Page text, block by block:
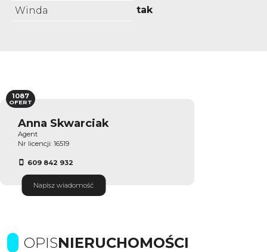
Winda tak
Anna Skwarciak
Agent
Nr licencji: 16519
609 842 932
Napisz wiadomość
1087
OFERT
OPISNIERUCHOMOŚCI